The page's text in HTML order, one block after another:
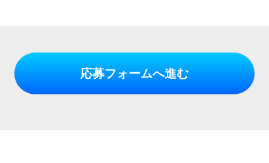
応募フォームへ進む